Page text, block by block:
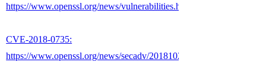
https://www.openssl.org/news/vulnerabilities.html
CVE-2018-0735:
https://www.openssl.org/news/secadv/20181029.txt